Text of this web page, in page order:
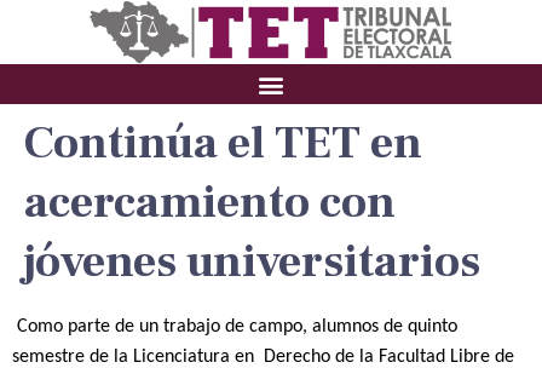
Continúa el TET en
acercamiento con
jóvenes universitarios
Como parte de un trabajo de campo, alumnos de quinto
semestre de la Licenciatura en Derecho de la Facultad Libre de